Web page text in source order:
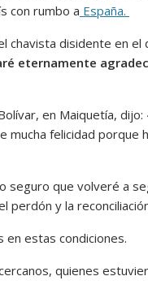
con rumbo a España.
chavista disidente en el
eternamente
en Maiquetía,
felicidad porque
seguro que volveré a
perdón y la
en estas condiciones.
quienes